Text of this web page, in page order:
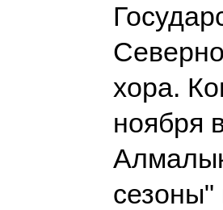
хора.
ноября
сезоны"